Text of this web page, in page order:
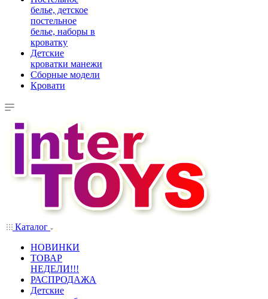
белье, детское
постельное
белье, наборы в
кроватку
Детские
кроватки манежи
Сборные модели
Кровати
Каталог
НОВИНКИ
ТОВАР
НЕДЕЛИ!!!
РАСПРОДАЖА
Детские